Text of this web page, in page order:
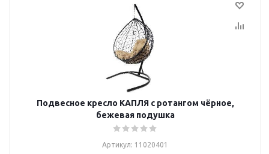
Подвесное кресло КАПЛЯ с ротангом чёрное,
бежевая подушка
Артикул: 11020401